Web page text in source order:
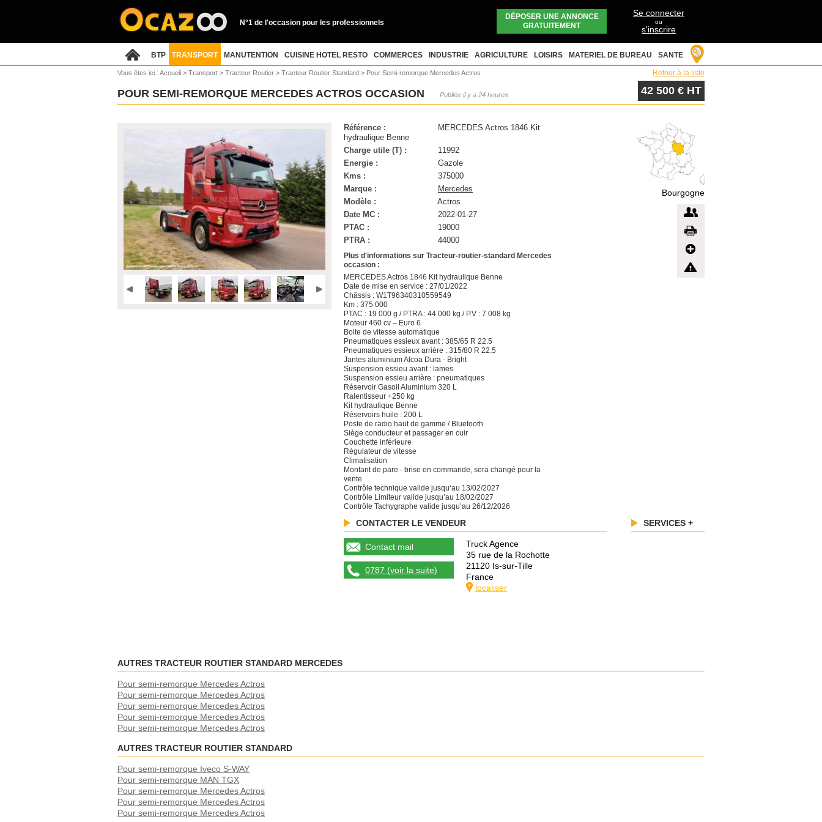
N°1 de l'occasion pour les professionnels
DÉPOSER UNE ANNONCE
GRATUITEMENT
Se connecter
ou
s'inscrire
BTP TRANSPORT MANUTENTION CUISINE HOTEL RESTO COMMERCES INDUSTRIE AGRICULTURE LOISIRS MATERIEL DE BUREAU SANTE
Vous êtes ici : Accueil > Transport > Tracteur Routier > Tracteur Routier Standard > Pour Semi-remorque Mercedes Actros Retour à la liste
POUR SEMI-REMORQUE MERCEDES ACTROS OCCASION Publiée il y a 24 heures 42 500 € HT
Référence :
MERCEDES Actros 1846 Kit
hydraulique Benne
Charge utile (T) :
11992
Energie :
Gazole
Kms :
375000
Marque :
Mercedes
Modèle :
Actros
Date MC :
2022-01-27
PTAC :
19000
PTRA :
44000
Plus d'informations sur Tracteur-routier-standard Mercedes
occasion :
MERCEDES Actros 1846 Kit hydraulique Benne
Date de mise en service : 27/01/2022
Châssis : W1T96340310559549
Km : 375 000
PTAC : 19 000 g / PTRA : 44 000 kg / P.V : 7 008 kg
Moteur 460 cv – Euro 6
Boite de vitesse automatique
Pneumatiques essieux avant : 385/65 R 22.5
Pneumatiques essieux arrière : 315/80 R 22.5
Jantes aluminium Alcoa Dura - Bright
Suspension essieu avant : lames
Suspension essieu arrière : pneumatiques
Réservoir Gasoil Aluminium 320 L
Ralentisseur +250 kg
Kit hydraulique Benne
Réservoirs huile : 200 L
Poste de radio haut de gamme / Bluetooth
Siège conducteur et passager en cuir
Couchette inférieure
Régulateur de vitesse
Climatisation
Montant de pare - brise en commande, sera changé pour la
vente.
Contrôle technique valide jusqu‘au 13/02/2027
Contrôle Limiteur valide jusqu’au 18/02/2027
Contrôle Tachygraphe valide jusqu’au 26/12/2026
Bourgogne
CONTACTER LE VENDEUR
Contact mail
0787 (voir la suite)
Truck Agence
35 rue de la Rochotte
21120 Is-sur-Tille
France
localiser
SERVICES +
AUTRES TRACTEUR ROUTIER STANDARD MERCEDES
Pour semi-remorque Mercedes Actros
Pour semi-remorque Mercedes Actros
Pour semi-remorque Mercedes Actros
Pour semi-remorque Mercedes Actros
Pour semi-remorque Mercedes Actros
AUTRES TRACTEUR ROUTIER STANDARD
Pour semi-remorque Iveco S-WAY
Pour semi-remorque MAN TGX
Pour semi-remorque Mercedes Actros
Pour semi-remorque Mercedes Actros
Pour semi-remorque Mercedes Actros